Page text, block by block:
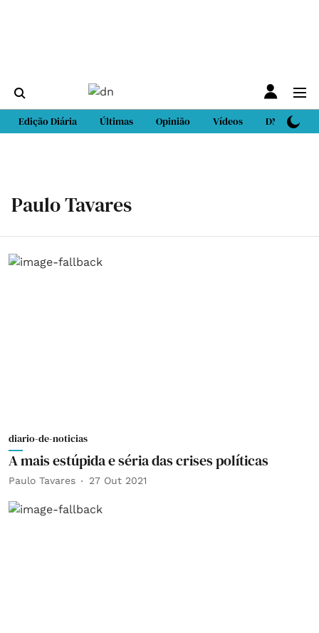
Edição Diária Últimas Opinião Vídeos DN Sport
Paulo Tavares
diario-de-noticias
A mais estúpida e séria das crises políticas
Paulo Tavares 27 Out 2021